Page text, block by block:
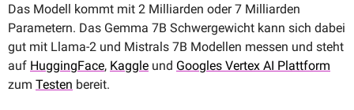
Das Modell kommt mit 2 Milliarden oder 7 Milliarden
Parametern. Das Gemma 7B Schwergewicht kann sich dabei
gut mit Llama-2 und Mistrals 7B Modellen messen und steht
auf HuggingFace, Kaggle und Googles Vertex AI Plattform
zum Testen bereit.